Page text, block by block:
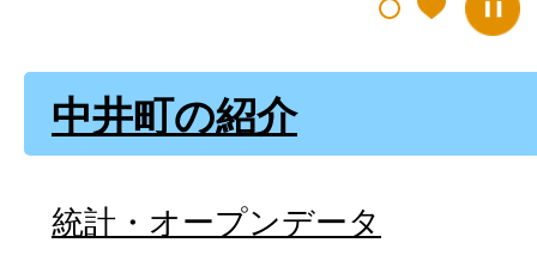
中井町の紹介
統計・オープンデータ